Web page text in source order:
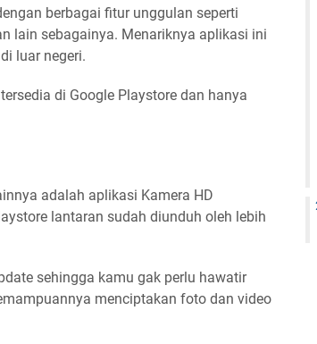
berbagai fitur unggulan seperti
lain sebagainya. Menariknya aplikasi ini
luar negeri.
di Google Playstore dan hanya
adalah aplikasi Kamera HD
lantaran sudah diunduh oleh lebih
sehingga kamu gak perlu hawatir
menciptakan foto dan video